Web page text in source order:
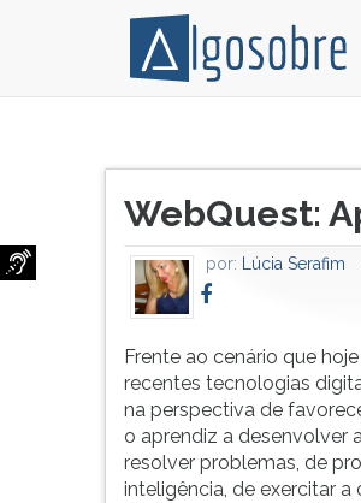
hoje
se
F
para
do
artigo:
WebQuest:
por: Lúcia Serafim
Frente ao cenário que
recentes tecnologias
na perspectiva de
o aprendiz a desenvolver
resolver problemas, de
inteligência, de exercitar a